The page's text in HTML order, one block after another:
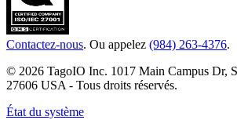
Contactez-nous. Ou appelez (984) 263-4376.
© 2026 TagoIO Inc. 1017 Main Campus Dr,
27606 USA - Tous droits réservés.
État du système